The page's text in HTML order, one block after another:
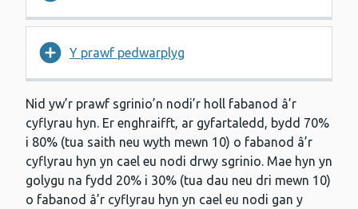
Y prawf pedwarplyg
Nid yw’r prawf sgrinio’n nodi’r holl fabanod â’r
cyflyrau hyn. Er enghraifft, ar gyfartaledd, bydd 70%
i 80% (tua saith neu wyth mewn 10) o fabanod â’r
cyflyrau hyn yn cael eu nodi drwy sgrinio. Mae hyn yn
golygu na fydd 20% i 30% (tua dau neu dri mewn 10)
o fabanod â’r cyflyrau hyn yn cael eu nodi gan y